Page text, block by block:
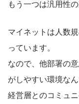
もう一つは汎用性
マイネットは人数
っています。
なので、他部署の
がしやすい環境なん
経営層とのコミュ